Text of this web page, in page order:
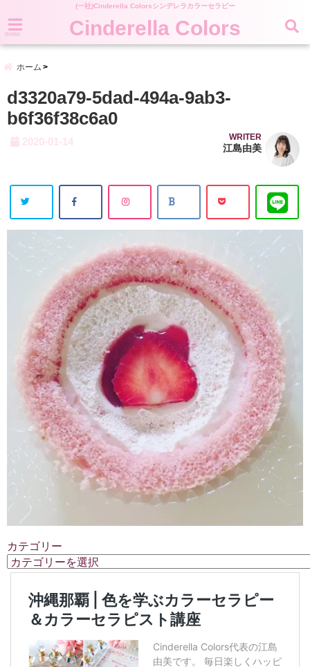
(一社)Cinderella Colorsシンデレラカラーセラピー
menu Cinderella Colors
ホーム
d3320a79-5dad-494a-9ab3-
b6f36f38c6a0
2020-01-14 WRITER
江島由美
カテゴリー
カ
テ